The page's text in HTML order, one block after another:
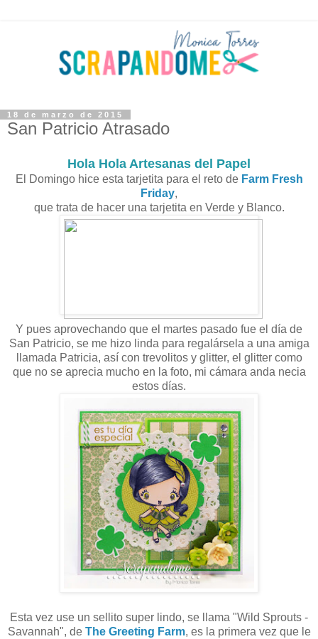
18 de marzo de 2015
San Patricio Atrasado
Hola Hola Artesanas del Papel
El Domingo hice esta tarjetita para el reto de Farm Fresh
Friday,
que trata de hacer una tarjetita en Verde y Blanco.
Y pues aprovechando que el martes pasado fue el día de
San Patricio, se me hizo linda para regalársela a una amiga
llamada Patricia, así con trevolitos y glitter, el glitter como
que no se aprecia mucho en la foto, mi cámara anda necia
estos días.
Esta vez use un sellito super lindo, se llama "Wild Sprouts -
Savannah", de The Greeting Farm, es la primera vez que le